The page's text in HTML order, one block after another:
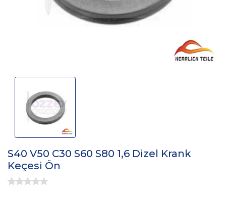
S40 V50 C30 S60 S80 1,6 Dizel Krank
Keçesi Ön